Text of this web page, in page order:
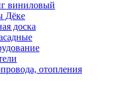
виниловый
Дёке
доска
отопления